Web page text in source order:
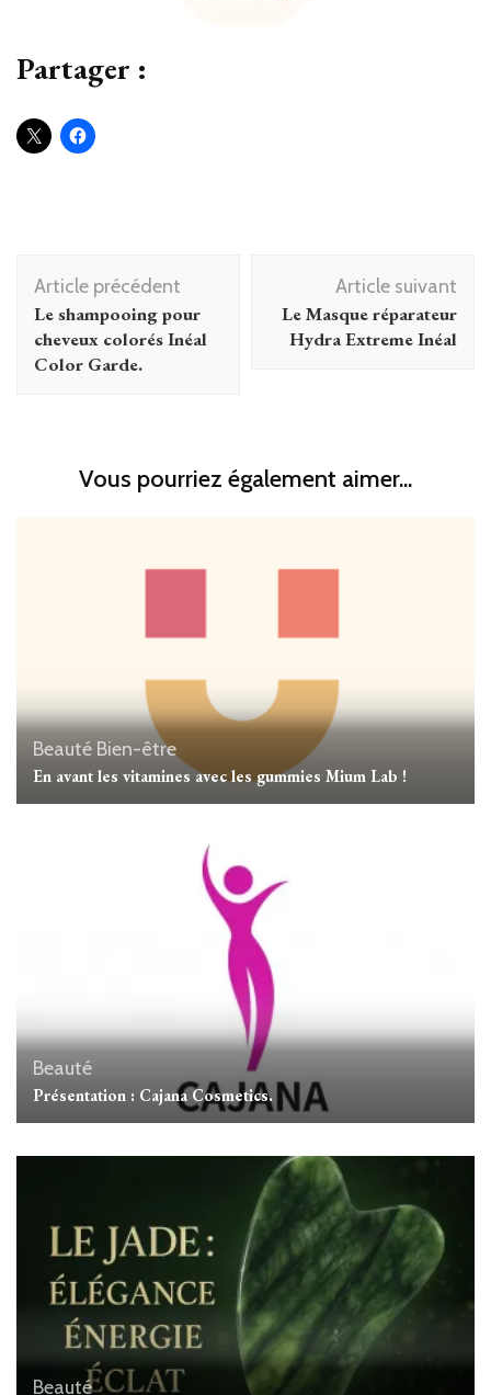
Partager :
Navigation
d'article
Article précédent
Le shampooing pour
cheveux colorés Inéal
Color Garde.
Article suivant
Le Masque réparateur
Hydra Extreme Inéal
Vous pourriez également aimer...
Beauté Bien-être
En avant les vitamines avec les gummies Mium Lab !
Beauté
Présentation : Cajana Cosmetics.
Beauté